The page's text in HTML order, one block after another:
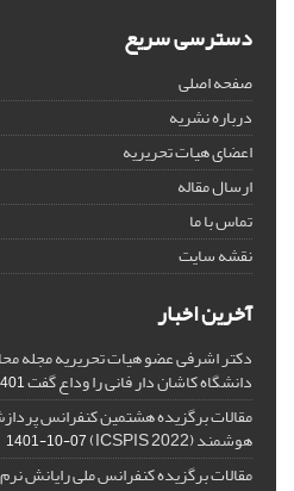
دسترسی سریع
صفحه اصلی
درباره نشریه
اعضای هیات تحریریه
ارسال مقاله
تماس با ما
نقشه سایت
آخرین اخبار
دکتر اشرفی عضو هیات تحریریه مجله
دانشگاه کاشان دار فانی را وداع گفت10-20
مقالات برگزیده هشتمین کنفرانس
هوشمند (ICSPIS 2022) 1401-10-07
مقالات برگزیده کنفرانس ملی رایانش